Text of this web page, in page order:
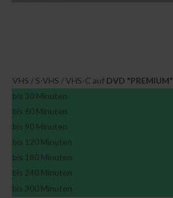
Bild- & Tontechnik
Wissenschaft & Forschung
Kultur
Über uns
Geschichte
Profil
VHS / S-VHS / VHS-C auf DVD "PREMIUM"
bis 30 Minuten
bis 60 Minuten
bis 90 Minuten
bis 120 Minuten
bis 180 Minuten
bis 240 Minuten
bis 300 Minuten